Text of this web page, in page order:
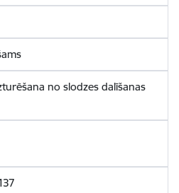
no slodzes dalīšanas